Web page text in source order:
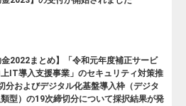
金2022まとめ】「令和元年度補正サービ
IT導入支援事業」のセキュリティ対策推
分およびデジタル化基盤導入枠（デジタ
型）の19次締切分について採択結果が発